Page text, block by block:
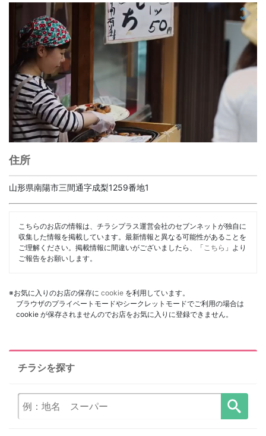
住所
山形県南陽市三間通字成梨1259番地1
こちらのお店の情報は、チラシプラス運営会社のセブンネットが独自に
収集した情報を掲載しています。最新情報と異なる可能性があることを
ご理解ください。掲載情報に間違いがございましたら、「 こちら 」より
ご報告をお願いします。
※お気に入りのお店の保存に cookie を利用しています。
ブラウザのプライベートモードやシークレットモードでご利用の場合は
cookie が保存されませんのでお店をお気に入りに登録できません。
チラシを探す